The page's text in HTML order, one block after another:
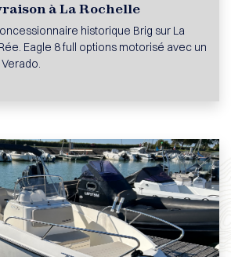
à La Rochelle
historique Brig sur La
Eagle 8 full options motorisé avec un